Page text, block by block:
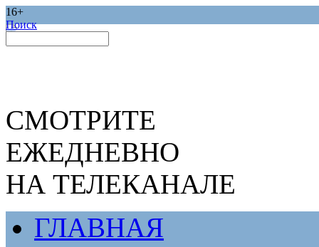
16+
Поиск
СМОТРИТЕ
ЕЖЕДНЕВНО
НА ТЕЛЕКАНАЛЕ
ГЛАВНАЯ